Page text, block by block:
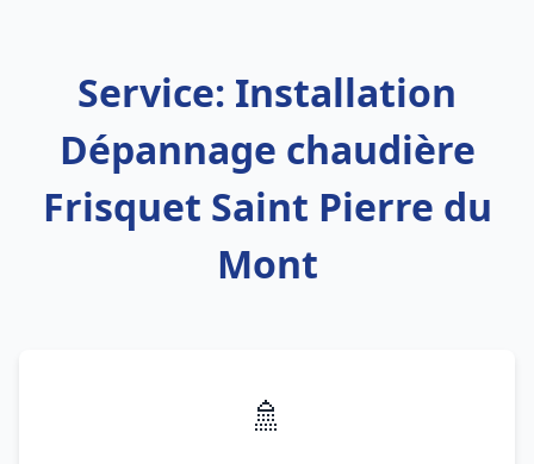
Service: Installation
Dépannage chaudière
Frisquet Saint Pierre du
Mont
🚿